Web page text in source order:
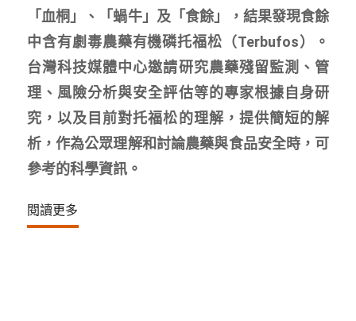
「血桐」、「蝸牛」及「食餘」，結果發現食餘
中含有劇毒農藥有機磷托福松（Terbufos）。
台灣科技媒體中心邀請研究農藥殘留監測、管
理、風險分析與安全評估等的專家根據自身研
究，以及目前對托福松的理解，提供簡短的解
析，作為公眾理解和討論農藥與食品安全時，可
參考的科學資訊。
閱讀更多